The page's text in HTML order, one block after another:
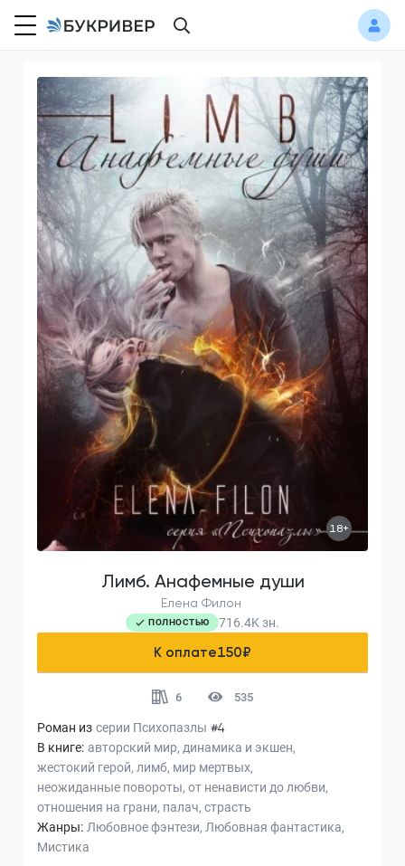
18+
Лимб. Анафемные души
Елена Филон
ПОЛНОСТЬЮ 716.4K зн.
К оплате150₽
6 535
Роман из серии Психопазлы #4
В книге: авторский мир динамика и экшен
жестокий герой лимб мир мертвых
неожиданные повороты от ненависти до любви
отношения на грани палач страсть
Жанры: Любовное фэнтези Любовная фантастика
Мистика